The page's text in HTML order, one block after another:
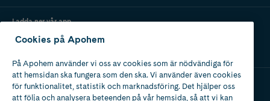
Ladda ner vår app
Apotek med tillstånd
Cookies på Apohem
På Apohem använder vi oss av cookies som är nödvändiga för
att hemsidan ska fungera som den ska. Vi använder även cookies
för funktionalitet, statistik och marknadsföring. Det hjälper oss
att följa och analysera beteenden på vår hemsida, så att vi kan